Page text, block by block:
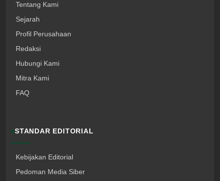
Tentang Kami
Sejarah
Profil Perusahaan
Redaksi
Hubungi Kami
Mitra Kami
FAQ
STANDAR EDITORIAL
Kebijakan Editorial
Pedoman Media Siber